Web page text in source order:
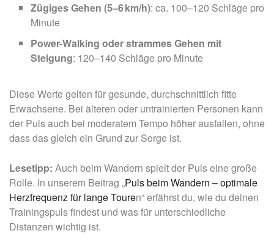
Zügiges Gehen (5–6 km/h): ca. 100–120 Schläge pro
Minute
Power-Walking oder strammes Gehen mit
Steigung: 120–140 Schläge pro Minute
Diese Werte gelten für gesunde, durchschnittlich fitte
Erwachsene. Bei älteren oder untrainierten Personen kann
der Puls auch bei moderatem Tempo höher ausfallen, ohne
dass das gleich ein Grund zur Sorge ist.
Lesetipp: Auch beim Wandern spielt der Puls eine große
Rolle. In unserem Beitrag „Puls beim Wandern – optimale
Herzfrequenz für lange Touren“ erfährst du, wie du deinen
Trainingspuls findest und was für unterschiedliche
Distanzen wichtig ist.